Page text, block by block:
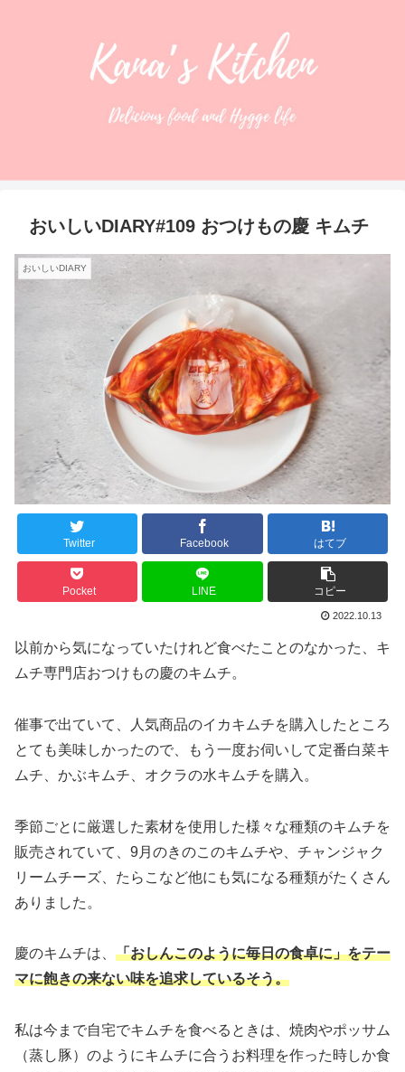
おいしいDIARY#109 おつけもの慶 キムチ
おいしいDIARY
Twitter Facebook はてブ
Pocket LINE コピー
2022.10.13
以前から気になっていたけれど食べたことのなかった、キ
ムチ専門店おつけもの慶のキムチ。
催事で出ていて、人気商品のイカキムチを購入したところ
とても美味しかったので、もう一度お伺いして定番白菜キ
ムチ、かぶキムチ、オクラの水キムチを購入。
季節ごとに厳選した素材を使用した様々な種類のキムチを
販売されていて、9月のきのこのキムチや、チャンジャク
リームチーズ、たらこなど他にも気になる種類がたくさん
ありました。
慶のキムチは、 「おしんこのように毎日の食卓に」をテー
マに飽きの来ない味を追求しているそう。
私は今まで自宅でキムチを食べるときは、焼肉やポッサム
（蒸し豚）のようにキムチに合うお料理を作った時しか食